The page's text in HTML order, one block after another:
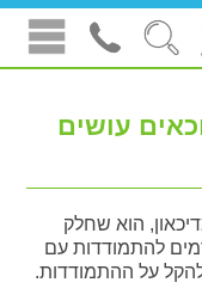
עושים
הוא שחלק
להתמודדות עם
להקל על ההתמודדות.